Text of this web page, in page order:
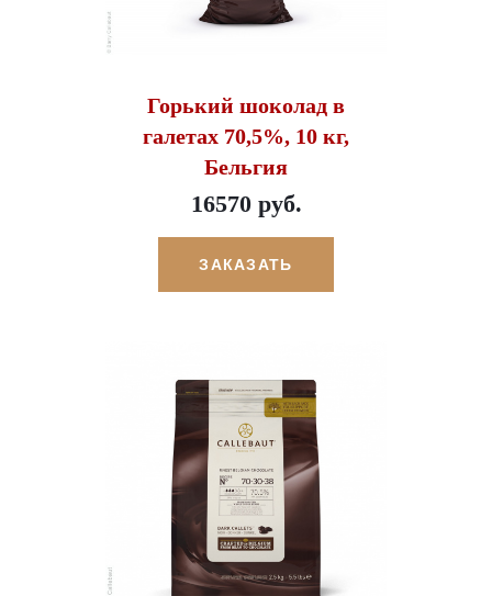
Горький шоколад в
галетах 70,5%, 10 кг,
Бельгия
16570 руб.
ЗАКАЗАТЬ